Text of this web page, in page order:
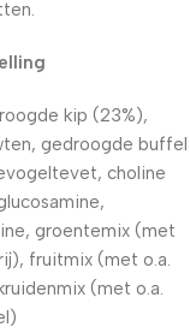
kip (23%),
gedroogde buffel
choline
groentemix (met
fruitmix (met o.a.
(met o.a.